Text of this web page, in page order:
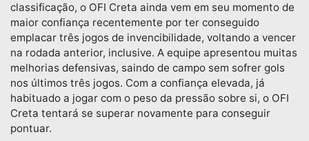
classificação, o OFI Creta ainda vem em seu momento de
maior confiança recentemente por ter conseguido
emplacar três jogos de invencibilidade, voltando a vencer
na rodada anterior, inclusive. A equipe apresentou muitas
melhorias defensivas, saindo de campo sem sofrer gols
nos últimos três jogos. Com a confiança elevada, já
habituado a jogar com o peso da pressão sobre si, o OFI
Creta tentará se superar novamente para conseguir
pontuar.